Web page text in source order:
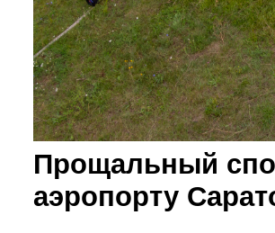
Прощальный
аэропорту